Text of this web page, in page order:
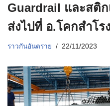
Guardrail และสติ
ส่งไปที่ อ.โคกสำโร
ราวกันอันตราย 22/11/2023